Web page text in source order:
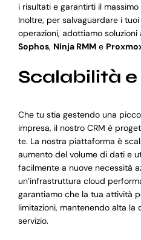
i risultati e garantirti il
Inoltre, per salvaguardare i
operazioni, adottiamo soluzioni
Sophos, Ninja RMMe
Scalabilità
Che tu stia gestendo una
impresa, il nostro CRM è
te. La nostra piattaforma è
aumento del volume di dati e
facilmente a nuove necessità
un’infrastruttura cloud
garantiamo che la tua attività
limitazioni, mantenendo alta la
servizio.